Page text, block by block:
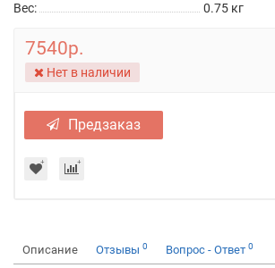
Вес:
0.75 кг
7540р.
Нет в наличии
Предзаказ
Описание Отзывы 0 Вопрос - Ответ 0